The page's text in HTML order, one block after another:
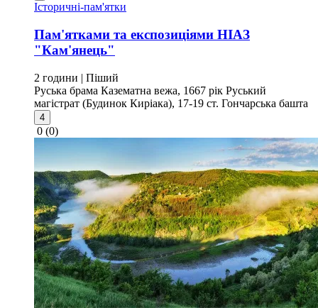
Історичні-пам'ятки
Пам'ятками та експозиціями НІАЗ
"Кам'янець"
2 години | Піший
Руська брама Казематна вежа, 1667 рік Руський
магістрат (Будинок Киріака), 17-19 ст. Гончарська башта
4
0 (0)